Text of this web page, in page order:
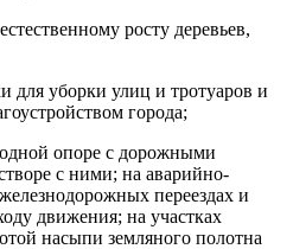
росту деревьев,
для уборки улиц и тротуаров и
города;
опоре с дорожными
с ними; на аварийно-
переездах и
движения; на участках
насыпи земляного полотна